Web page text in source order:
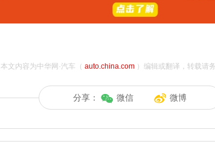
本文内容为中华网·汽车（ auto.china.com）编辑或翻译，转载请务
分享： 微信 微博